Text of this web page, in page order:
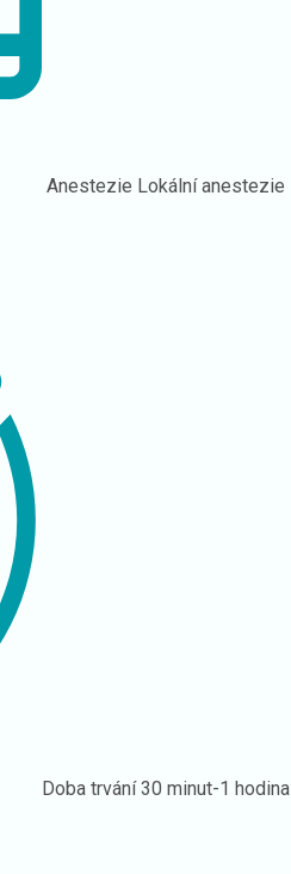
Anestezie Lokální anestezie
Doba trvání30 minut-1 hodina